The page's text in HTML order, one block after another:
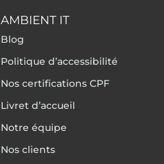
AMBIENT IT
Blog
Politique d’accessibilité
Nos certifications CPF
Livret d’accueil
Notre équipe
Nos clients